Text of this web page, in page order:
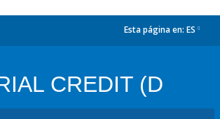
Esta página en: ES
CREDIT (D